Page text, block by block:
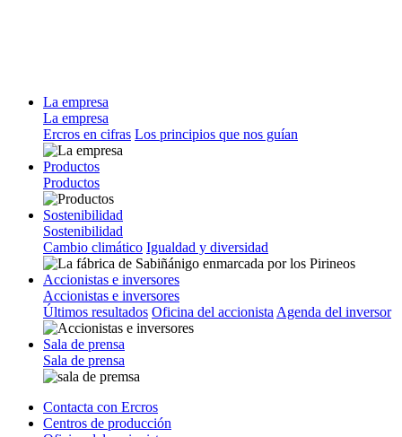
La empresa
La empresa
Ercros en cifras Los principios que nos guían
Productos
Productos
Sostenibilidad
Sostenibilidad
Cambio climático Igualdad y diversidad
Accionistas e inversores
Accionistas e inversores
Últimos resultados Oficina del accionistaAgenda del inversor
Sala de prensa
Sala de prensa
Contacta con Ercros
Centros de producción